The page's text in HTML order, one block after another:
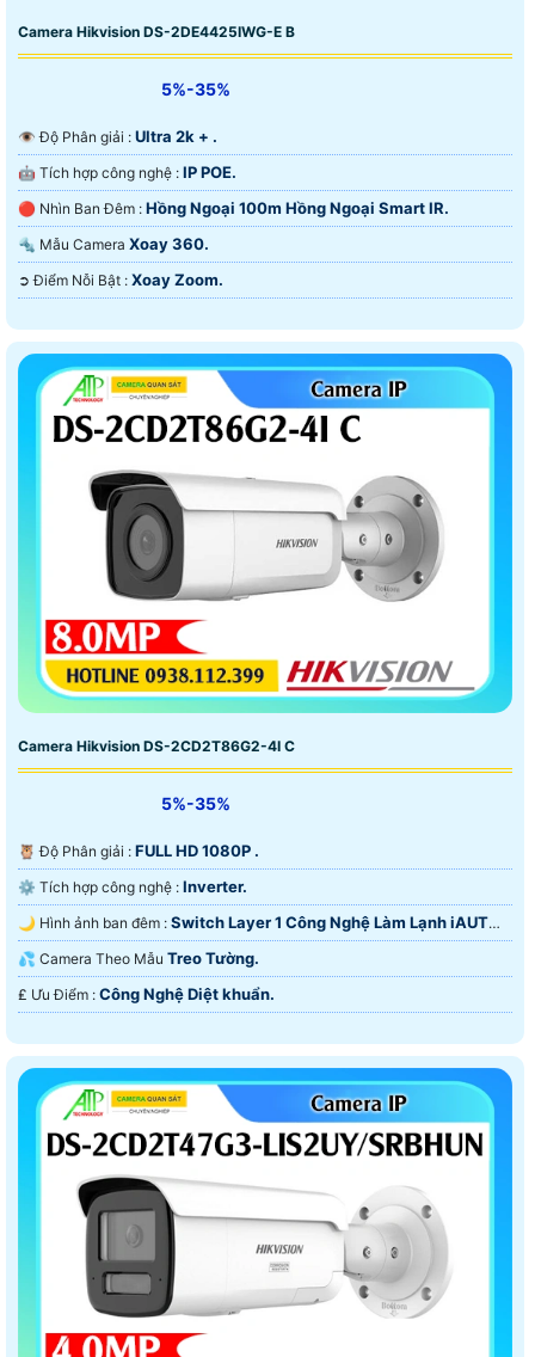
Camera Hikvision DS-2DE4425IWG-E B
5%-35%
👁 Độ Phân giải : Ultra 2k + .
🤖️ Tích hợp công nghệ : IP POE.
🔴 Nhìn Ban Đêm : Hồng Ngoại 100m Hồng Ngoại Smart IR.
🔩 Mẫu Camera Xoay 360.
️➲ Điểm Nỗi Bật : Xoay Zoom.
Camera Hikvision DS-2CD2T86G2-4I C
5%-35%
🦉 Độ Phân giải : FULL HD 1080P .
⚙ Tích hợp công nghệ : Inverter.
🌙 Hình ảnh ban đêm : Switch Layer 1 Công Nghệ Làm Lạnh iAUTO-
X. 💦 Camera Theo Mẫu Treo Tường.
️₤ Ưu Điểm : Công Nghệ Diệt khuẩn.